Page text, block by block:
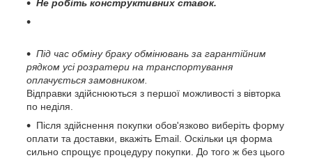
Не робіть конструктивних ставок.
Під час обміну браку обмінювань за гарантійним
рядком усі розратери на транспортування
оплачується замовником.
Відправки здійснюються з першої можливості з вівторка
по неділя.
Після здійснення покупки обов'язково виберіть форму
оплати та доставки, вкажіть Email. Оскільки ця форма
сильно спрощує процедуру покупки. До того ж без цього